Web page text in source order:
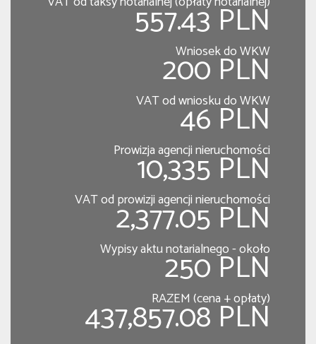
557.43 PLN
Wniosek do WKW
200 PLN
VAT od wniosku do WKW
46 PLN
Prowizja agencji nieruchomości
10,335 PLN
VAT od prowizji agencji nieruchomości
2,377.05 PLN
Wypisy aktu notarialnego - około
250 PLN
RAZEM (cena + opłaty)
437,857.08 PLN